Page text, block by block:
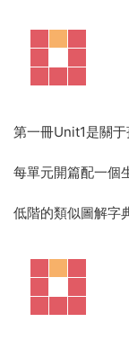
第一冊Unit1是關于
每單元開篇配一個
低階的類似圖解字